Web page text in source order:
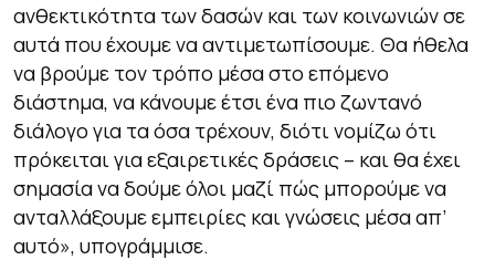
ανθεκτικότητα των δασών και των κοινωνιών σε
αυτά που έχουμε να αντιμετωπίσουμε. Θα ήθελα
να βρούμε τον τρόπο μέσα στο επόμενο
διάστημα, να κάνουμε έτσι ένα πιο ζωντανό
διάλογο για τα όσα τρέχουν, διότι νομίζω ότι
πρόκειται για εξαιρετικές δράσεις – και θα έχει
σημασία να δούμε όλοι μαζί πώς μπορούμε να
ανταλλάξουμε εμπειρίες και γνώσεις μέσα απ’
αυτό», υπογράμμισε.